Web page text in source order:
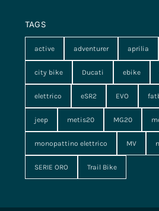
TAGS
active adventurer aprilia
city bike Ducati ebike
elettrico eSR2 EVO
jeep metis20 MG20
monopattino elettrico MV
SERIE ORO Trail Bike